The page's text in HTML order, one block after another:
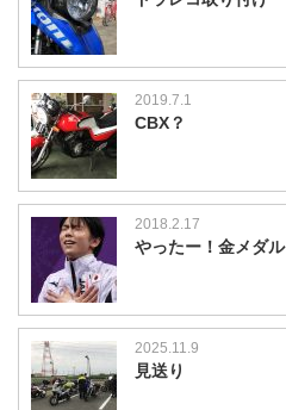
2019.7.1
CBX？
2018.2.17
やったー！金メダル
2025.11.9
見送り